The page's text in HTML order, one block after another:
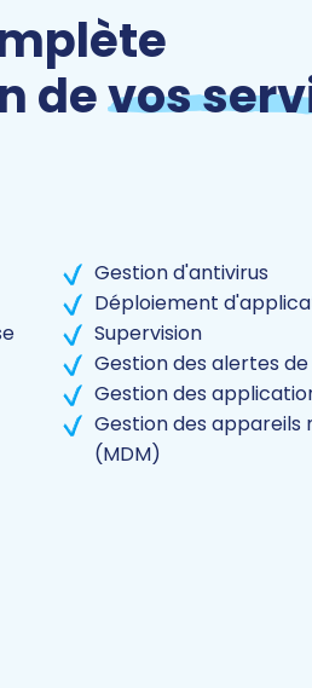
devos
Gestion d'antivirus
Déploiement
Supervision
Gestion des alertes
Gestion des
Gestion des appareils
(MDM)